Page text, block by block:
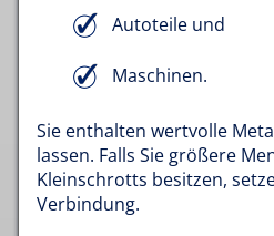
Autoteile und
Maschinen.
Sie enthalten wertvolle
lassen. Falls Sie größere
Kleinschrotts besitzen,
Verbindung.